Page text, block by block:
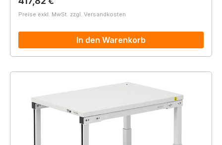
Preise exkl. MwSt. zzgl. Versandkosten
In den Warenkorb